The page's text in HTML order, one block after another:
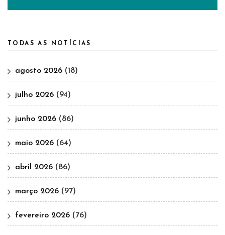
TODAS AS NOTÍCIAS
agosto 2026 (18)
julho 2026 (94)
junho 2026 (86)
maio 2026 (64)
abril 2026 (86)
março 2026 (97)
fevereiro 2026 (76)